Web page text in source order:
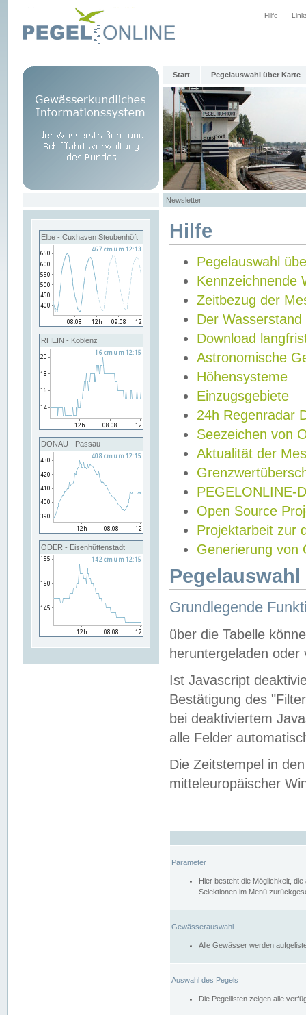
Hilfe
Start Pegelauswahl über Karte
Newsletter
Elbe - Cuxhaven Steubenhöft
RHEIN - Koblenz
DONAU - Passau
ODER - Eisenhüttenstadt
Hilfe
Pegelauswahl
Kennzeichnende
Zeitbezug der
Der Wasserstand
Download
Astronomische
Höhensysteme
Einzugsgebiete
24h Regenradar
Seezeichen von
Aktualität der
PEGELONLINE-
Open Source
Projektarbeit zur
Generierung von
Grundlegende
über die Tabelle
heruntergeladen oder
Ist Javascript
Bestätigung des
bei deaktiviertem
alle Felder
Die Zeitstempel in
mitteleuropäischer
Parameter
Hier besteht die Möglichkeit,
Selektionen im Menü
Gewässerauswahl
Alle Gewässer werden
Auswahl des Pegels
Die Pegellisten zeigen alle